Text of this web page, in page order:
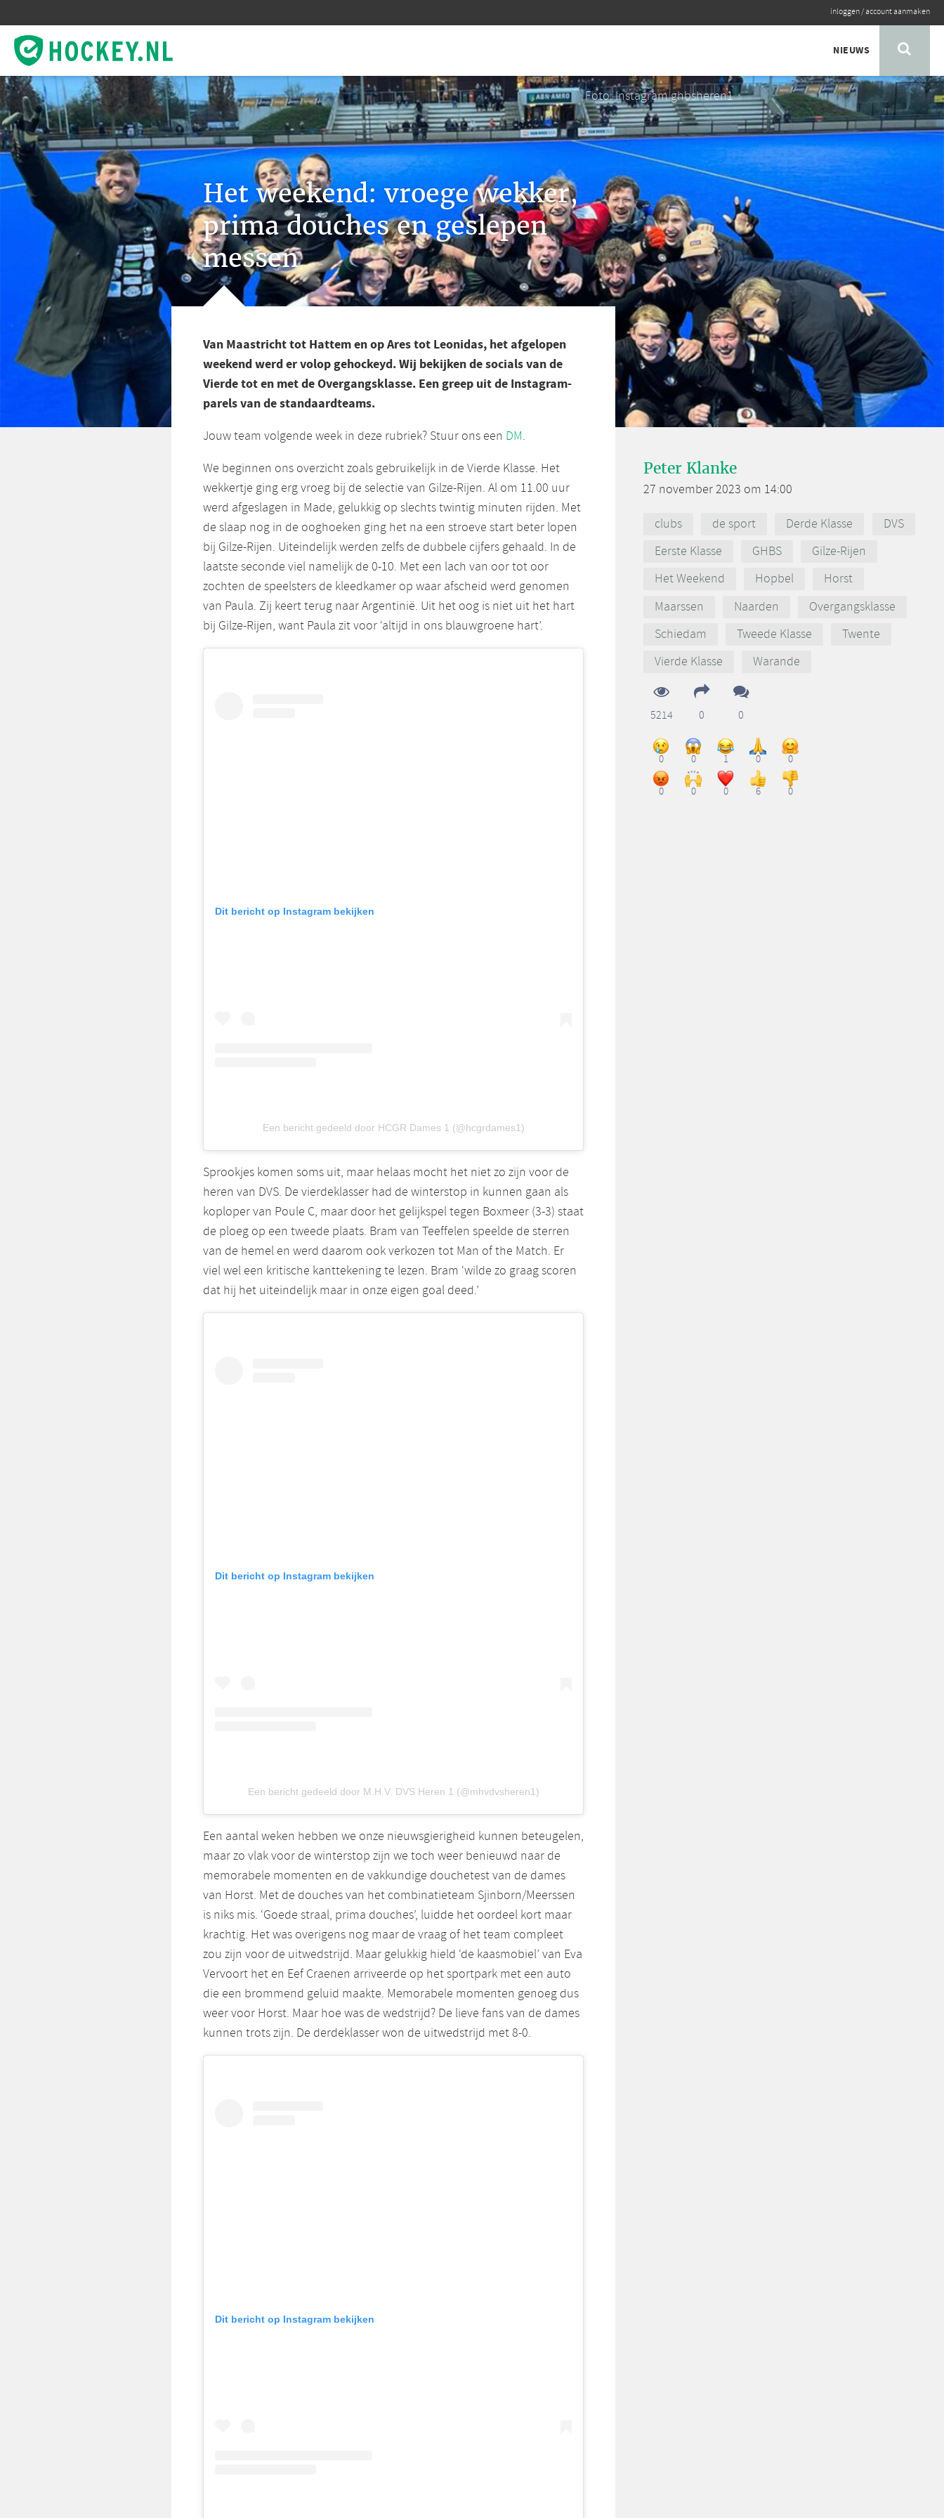
inloggen/account aanmaken
NIEUWS
Foto: Instagram ghbsheren1
Het weekend: vroege wekker,
prima douches en geslepen
messen
Van Maastricht tot Hattem en op Ares tot Leonidas, het afgelopen
weekend werd er volop gehockeyd. Wij bekijken de socials van de
Vierde tot en met de Overgangsklasse. Een greep uit de Instagram-
parels van de standaardteams.
Jouw team volgende week in deze rubriek? Stuur ons een DM.
We beginnen ons overzicht zoals gebruikelijk in de Vierde Klasse. Het
wekkertje ging erg vroeg bij de selectie van Gilze-Rijen. Al om 11.00 uur
werd afgeslagen in Made, gelukkig op slechts twintig minuten rijden. Met
de slaap nog in de ooghoeken ging het na een stroeve start beter lopen
bij Gilze-Rijen. Uiteindelijk werden zelfs de dubbele cijfers gehaald. In de
laatste seconde viel namelijk de 0-10. Met een lach van oor tot oor
zochten de speelsters de kleedkamer op waar afscheid werd genomen
van Paula. Zij keert terug naar Argentinië. Uit het oog is niet uit het hart
bij Gilze-Rijen, want Paula zit voor ‘altijd in ons blauwgroene hart’.
Dit bericht op Instagram bekijken
Een bericht gedeeld door HCGR Dames 1 (@hcgrdames1)
Sprookjes komen soms uit, maar helaas mocht het niet zo zijn voor de
heren van DVS. De vierdeklasser had de winterstop in kunnen gaan als
koploper van Poule C, maar door het gelijkspel tegen Boxmeer (3-3) staat
de ploeg op een tweede plaats. Bram van Teeffelen speelde de sterren
van de hemel en werd daarom ook verkozen tot Man of the Match. Er
viel wel een kritische kanttekening te lezen. Bram ‘wilde zo graag scoren
dat hij het uiteindelijk maar in onze eigen goal deed.’
Dit bericht op Instagram bekijken
Een bericht gedeeld door M.H.V. DVS Heren 1 (@mhvdvsheren1)
Een aantal weken hebben we onze nieuwsgierigheid kunnen beteugelen,
maar zo vlak voor de winterstop zijn we toch weer benieuwd naar de
memorabele momenten en de vakkundige douchetest van de dames
van Horst. Met de douches van het combinatieteam Sjinborn/Meerssen
is niks mis. ‘Goede straal, prima douches’, luidde het oordeel kort maar
krachtig. Het was overigens nog maar de vraag of het team compleet
zou zijn voor de uitwedstrijd. Maar gelukkig hield ‘de kaasmobiel’ van Eva
Vervoort het en Eef Craenen arriveerde op het sportpark met een auto
die een brommend geluid maakte. Memorabele momenten genoeg dus
weer voor Horst. Maar hoe was de wedstrijd? De lieve fans van de dames
kunnen trots zijn. De derdeklasser won de uitwedstrijd met 8-0.
Dit bericht op Instagram bekijken
Peter Klanke
27 november 2023 om 14:00
clubs de sport Derde Klasse
DVS
Eerste Klasse
GHBS
Gilze-Rijen
Het Weekend
Hopbel
Horst
Maarssen
Naarden
Overgangsklasse
Schiedam
Tweede Klasse
Twente
Vierde Klasse
Warande
5214 0 0
0 0 1 0 0
0 0 0 6 0